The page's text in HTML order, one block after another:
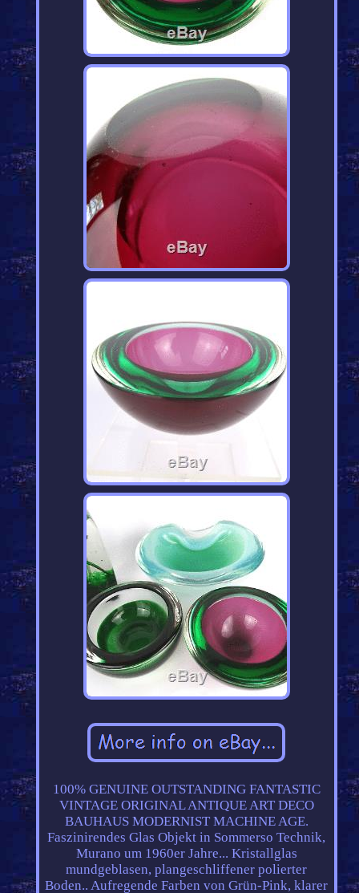
100% GENUINE OUTSTANDING FANTASTIC
VINTAGE ORIGINAL ANTIQUE ART DECO
BAUHAUS MODERNIST MACHINE AGE.
Faszinirendes Glas Objekt in Sommerso Technik,
Murano um 1960er Jahre... Kristallglas
mundgeblasen, plangeschliffener polierter
Boden.. Aufregende Farben von Grün-Pink, klarer